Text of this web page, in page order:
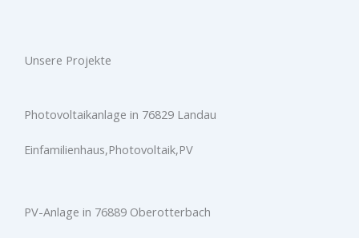
Unsere Projekte
Photovoltaikanlage in 76829 Landau
Einfamilienhaus,Photovoltaik,PV
PV-Anlage in 76889 Oberotterbach